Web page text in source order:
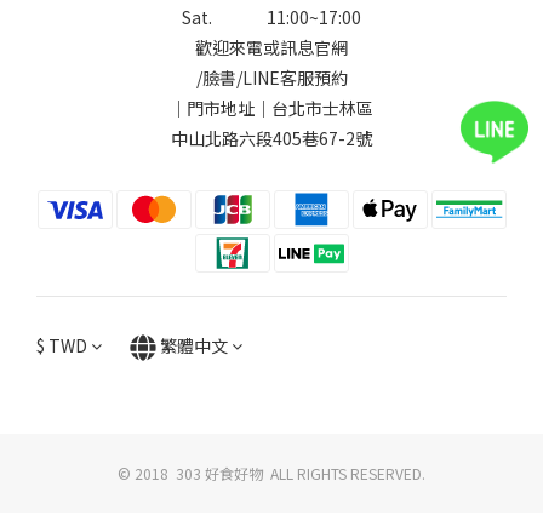
Sat. 11:00~17:00
歡迎來電或訊息官網
/臉書/LINE客服預約
｜門市地址｜台北市士林區
中山北路六段405巷67-2號
$ TWD 繁體中文
© 2018 303 好食好物 ALL RIGHTS RESERVED.